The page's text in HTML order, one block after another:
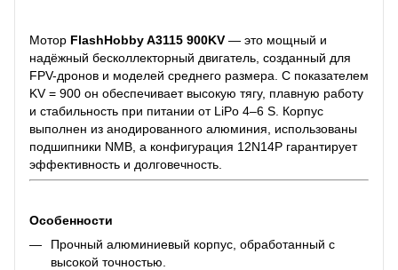
Мотор FlashHobby A3115 900KV — это мощный и
надёжный бесколлекторный двигатель, созданный для
FPV-дронов и моделей среднего размера. С показателем
KV = 900 он обеспечивает высокую тягу, плавную работу
и стабильность при питании от LiPo 4–6 S. Корпус
выполнен из анодированного алюминия, использованы
подшипники NMB, а конфигурация 12N14P гарантирует
эффективность и долговечность.
Особенности
Прочный алюминиевый корпус, обработанный с
высокой точностью.